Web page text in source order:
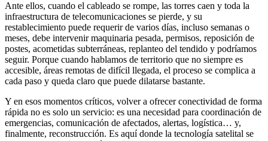
Ante ellos, cuando el cableado se rompe, las torres caen y toda la
infraestructura de telecomunicaciones se pierde, y su
restablecimiento puede requerir de varios días, incluso semanas o
meses, debe intervenir maquinaria pesada, permisos, reposición de
postes, acometidas subterráneas, replanteo del tendido y podríamos
seguir. Porque cuando hablamos de territorio que no siempre es
accesible, áreas remotas de difícil llegada, el proceso se complica a
cada paso y queda claro que puede dilatarse bastante.
Y en esos momentos críticos, volver a ofrecer conectividad de forma
rápida no es solo un servicio: es una necesidad para coordinación de
emergencias, comunicación de afectados, alertas, logística… y,
finalmente, reconstrucción. Es aquí donde la tecnología satelital se